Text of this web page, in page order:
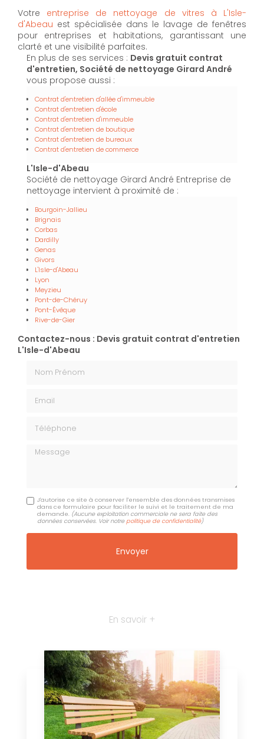
Votre entreprise de nettoyage de vitres à L'Isle-
d'Abeau est spécialisée dans le lavage de fenêtres
pour entreprises et habitations, garantissant une
clarté et une visibilité parfaites.
En plus de ses services : Devis gratuit contrat
d'entretien, Société de nettoyage Girard André
vous propose aussi :
Contrat d'entretien d'allée d'immeuble
Contrat d'entretien d'école
Contrat d'entretien d'immeuble
Contrat d'entretien de boutique
Contrat d'entretien de bureaux
Contrat d'entretien de commerce
L'Isle-d'Abeau
Société de nettoyage Girard André Entreprise de
nettoyage intervient à proximité de :
Bourgoin-Jallieu
Brignais
Corbas
Dardilly
Genas
Givors
L'Isle-d'Abeau
Lyon
Meyzieu
Pont-de-Chéruy
Pont-Évêque
Rive-de-Gier
Contactez-nous : Devis gratuit contrat d'entretien
L'Isle-d'Abeau
Message
J'autorise ce site à conserver l'ensemble des données transmises
dans ce formulaire pour faciliter le suivi et le traitement de ma
demande. (Aucune exploitation commerciale ne sera faite des
données conservées. Voir notre politique de confidentialité)
En savoir +